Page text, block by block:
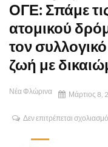
ΟΓΕ: Σπάμε
ατομικού
τον
ζωή με
Νέα Φλώρινα Μάρτιος 8,
Δεν επιτρέπεται